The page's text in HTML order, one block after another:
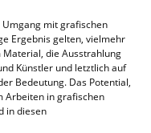
mit grafischen
Ergebnis gelten, vielmehr
Material, die Ausstrahlung
Künstler und letztlich auf
Bedeutung. Das Potential,
Arbeiten in grafischen
in diesen